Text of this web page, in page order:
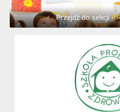
Przejdź do sekcji